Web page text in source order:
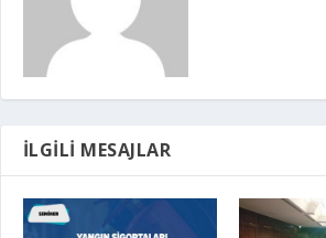
İLGILI MESAJLAR